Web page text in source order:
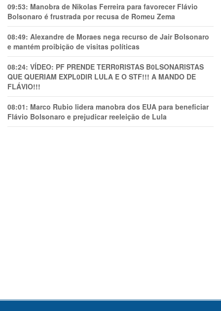
09:53: Manobra de Nikolas Ferreira para favorecer Flávio
Bolsonaro é frustrada por recusa de Romeu Zema
08:49: Alexandre de Moraes nega recurso de Jair Bolsonaro
e mantém proibição de visitas políticas
08:24: VÍDEO: PF PRENDE TERR0RlSTAS B0LSONARlSTAS
QUE QUERIAM EXPL0DlR LULA E O STF!!! A MANDO DE
FLÁVIO!!!
08:01: Marco Rubio lidera manobra dos EUA para beneficiar
Flávio Bolsonaro e prejudicar reeleição de Lula